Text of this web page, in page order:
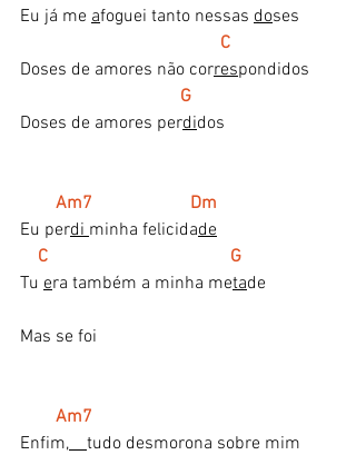
Eu já me afoguei tanto nessas doses
C
Doses de amores não correspondidos
G
Doses de amores perdidos
Am7                      Dm
Eu perdi minha felicidade
   C                                         G
Tu era também a minha metade
Mas se foi
Am7
Enfim,
tudo desmorona sobre mim